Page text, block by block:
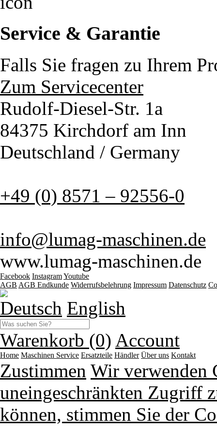
Service & Garantie
Falls Sie fragen zu Ihrem
Zum Servicecenter
Rudolf-Diesel-Str. 1a
84375 Kirchdorf am Inn
Deutschland / Germany
+49 (0) 8571 – 92556-0
info@lumag-maschinen.de
www.lumag-maschinen.de
Facebook InstagramYoutube
AGB AGB Endkunde Widerrufsbelehrung Impressum Datenschutz
Deutsch English
Warenkorb (0) Account
Home Maschinen Service Ersatzteile Händler Über uns Kontakt
Zustimmen Wir verwenden
uneingeschränkten Zugriff
können, stimmen Sie der